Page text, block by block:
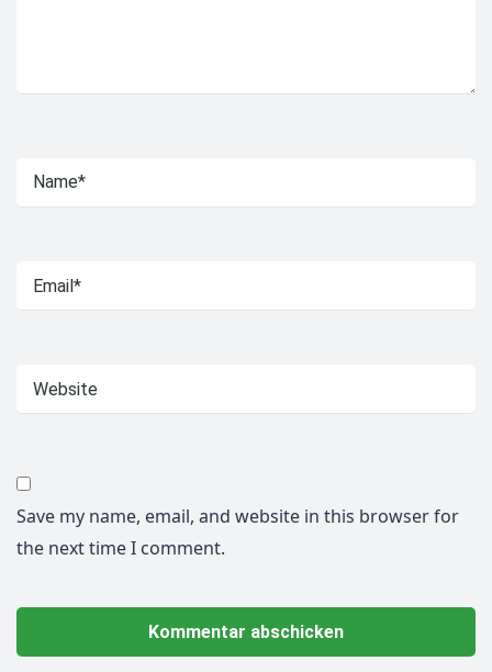
Save my name, email, and website in this browser for
the next time I comment.